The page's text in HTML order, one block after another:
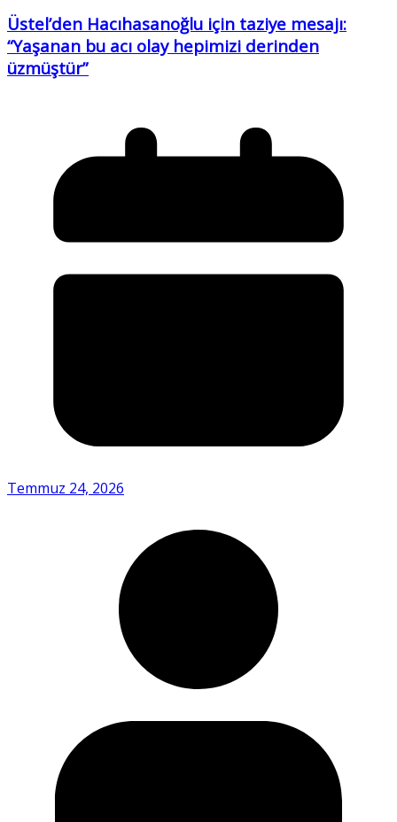
Üstel’den Hacıhasanoğlu için taziye mesajı:
“Yaşanan bu acı olay hepimizi derinden
üzmüştür”
Temmuz 24, 2026